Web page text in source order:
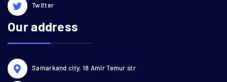
Twitter
Our address
Samarkand city, 18 Amir Temur str